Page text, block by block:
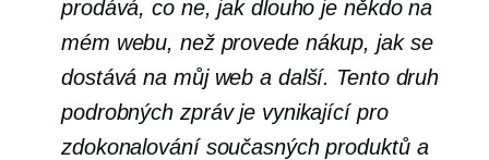
prodává, co ne, jak dlouho je někdo na
mém webu, než provede nákup, jak se
dostává na můj web a další. Tento druh
podrobných zpráv je vynikající pro
zdokonalování současných produktů a